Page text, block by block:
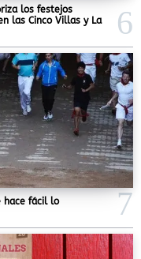
los festejos
las Cinco Villas y La
hace fácil lo